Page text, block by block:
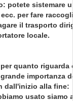
potete sistemare
ecc. per fare
il trasporto
locale.
quanto
importanza
dall'inizio alla fine:
usato siamo